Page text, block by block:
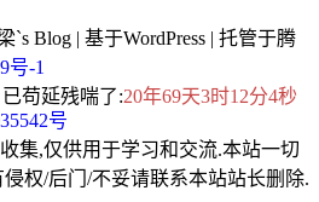
`s Blog | 基于WordPress | 托管于腾
号-1
苟延残喘了:20年69天3时12分5秒
号
集,仅供用于学习和交流.本站一切
权/后门/不妥请联系本站站长删除.